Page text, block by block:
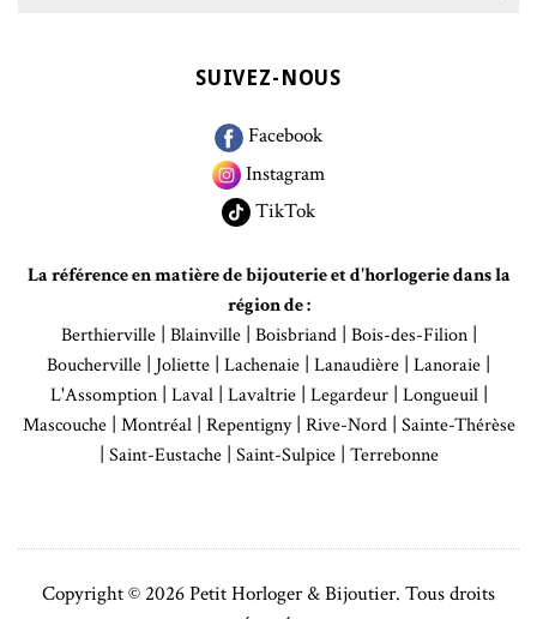
SUIVEZ-NOUS
Facebook
Instagram
TikTok
La référence en matière de bijouterie et d'horlogerie dans la
région de :
Berthierville| Blainville| Boisbriand| Bois-des-Filion|
Boucherville | Joliette | Lachenaie | Lanaudière | Lanoraie |
L'Assomption| Laval| Lavaltrie| Legardeur| Longueuil|
Mascouche| Montréal| Repentigny| Rive-Nord| Sainte-Thérèse
| Saint-Eustache| Saint-Sulpice| Terrebonne
Copyright © 2026 Petit Horloger & Bijoutier. Tous droits